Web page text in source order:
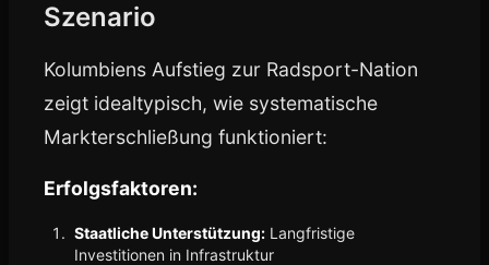
Szenario
Kolumbiens Aufstieg zur Radsport-Nation
zeigt idealtypisch, wie systematische
Markterschließung funktioniert:
Erfolgsfaktoren:
Staatliche Unterstützung: Langfristige
Investitionen in Infrastruktur